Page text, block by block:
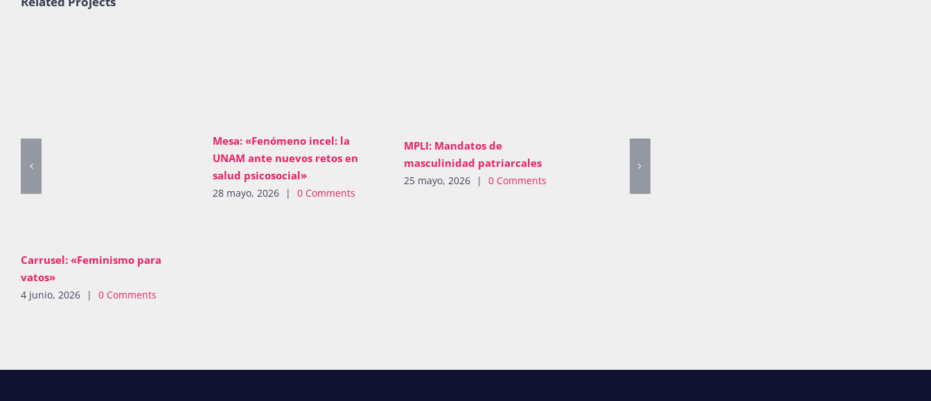
Carrusel: «Feminismo para
vatos»
4 junio, 2026 | 0 Comments
Mesa: «Fenómeno incel: la
UNAM ante nuevos retos en
salud psicosocial»
28 mayo, 2026 | 0 Comments
MPLI: Mandatos de
masculinidad patriarcales
25 mayo, 2026 | 0 Comments